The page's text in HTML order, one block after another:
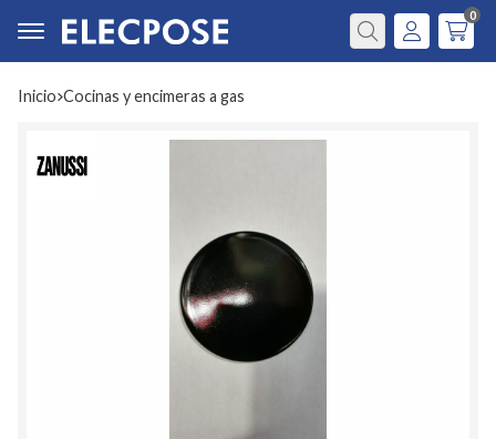
Buscar
0
Inicio cocinas y encimeras a gas